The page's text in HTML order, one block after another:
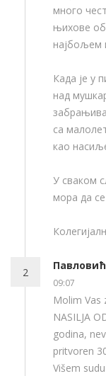
много
њихове
најбољем
Када је у
над
са
као
У сваком
мора да
2
09:07
Molim Vas
NASILJA
godina,
pritvoren
Višem